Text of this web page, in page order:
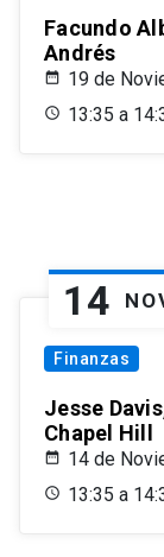
Facundo
Andrés
19 de
13:35 a
14
Finanzas
Jesse
Chapel Hill
14 de
13:35 a